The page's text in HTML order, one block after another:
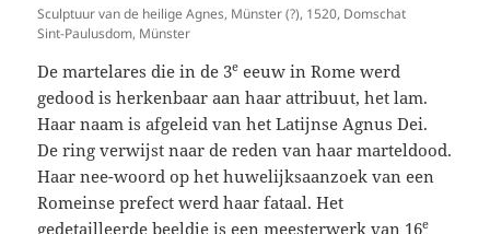
Sculptuur van de heilige Agnes, Münster (?), 1520, Domschat
Sint-Paulusdom, Münster
De martelares die in de 3e eeuw in Rome werd
gedood is herkenbaar aan haar attribuut, het lam.
Haar naam is afgeleid van het Latijnse Agnus Dei.
De ring verwijst naar de reden van haar marteldood.
Haar nee-woord op het huwelijksaanzoek van een
Romeinse prefect werd haar fataal. Het
gedetailleerde beeldje is een meesterwerk van 16e